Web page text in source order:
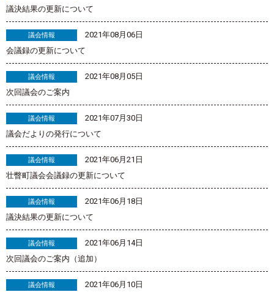
議決結果の更新について
議会情報
2021年08月06日
会議録の更新について
議会情報
2021年08月05日
次回議会のご案内
議会情報
2021年07月30日
議会だよりの発行について
議会情報
2021年06月21日
壮瞥町議会会議録の更新について
議会情報
2021年06月18日
議決結果の更新について
議会情報
2021年06月14日
次回議会のご案内（追加）
議会情報
2021年06月10日